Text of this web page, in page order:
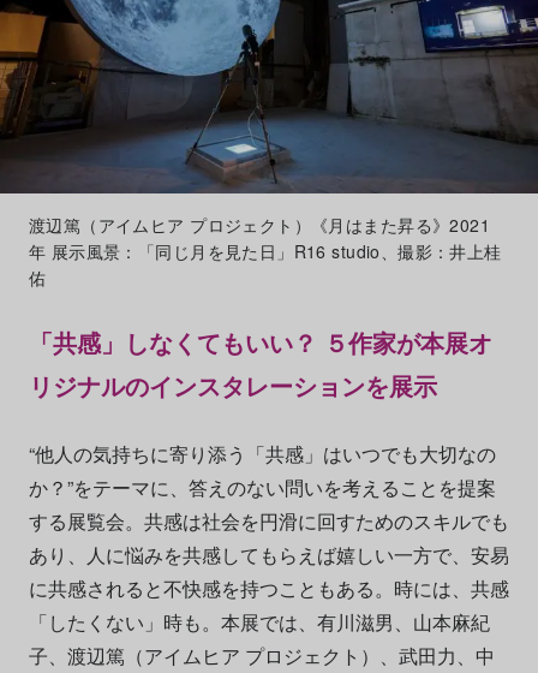
渡辺篤（アイムヒア プロジェクト）《月はまた昇る》2021
年 展示風景：「同じ月を見た日」R16 studio、撮影：井上桂
佑
「共感」しなくてもいい？ ５作家が本展オ
リジナルのインスタレーションを展示
“他人の気持ちに寄り添う「共感」はいつでも大切なの
か？”をテーマに、答えのない問いを考えることを提案
する展覧会。共感は社会を円滑に回すためのスキルでも
あり、人に悩みを共感してもらえば嬉しい一方で、安易
に共感されると不快感を持つこともある。時には、共感
「したくない」時も。本展では、有川滋男、山本麻紀
子、渡辺篤（アイムヒア プロジェクト）、武田力、中